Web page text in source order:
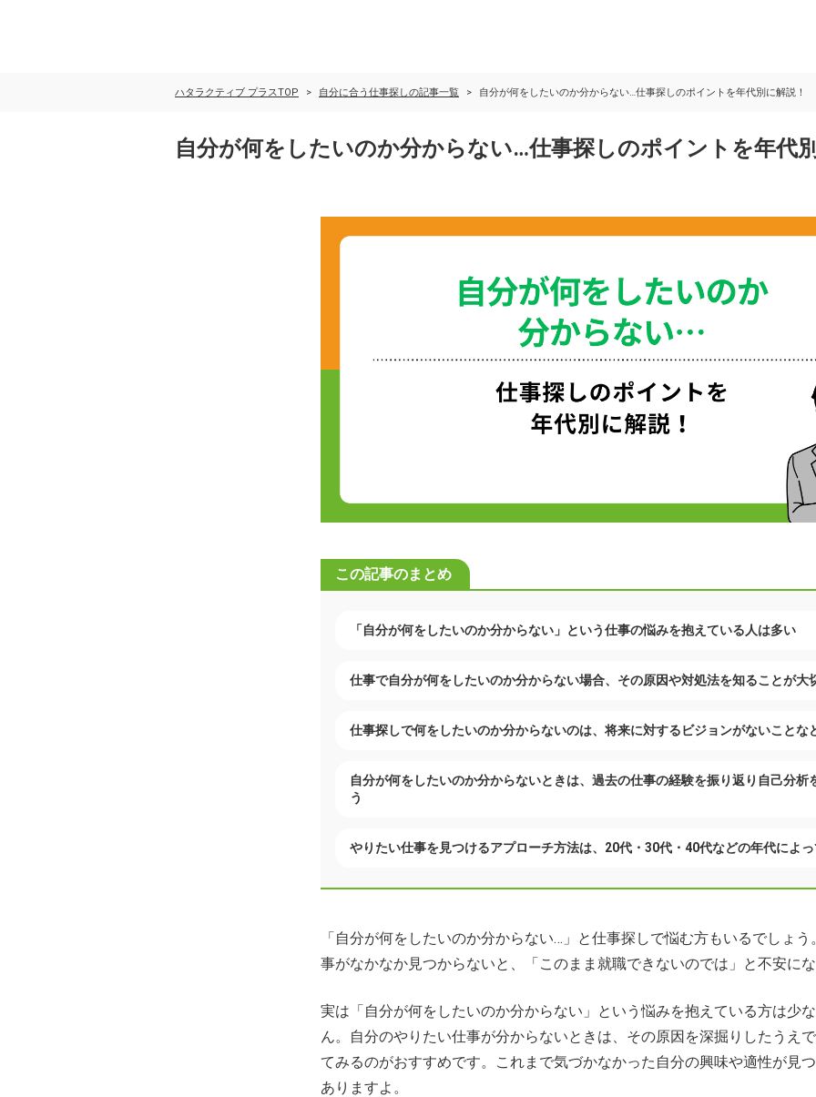
ハタラクティブ プラスTOP 自分に合う仕事探しの記事一覧 自分が何をしたいのか分からない…仕事探しのポイントを年代別に解説！
自分が何をしたいのか分からない…仕事探しのポイントを年代
この記事のまとめ
「自分が何をしたいのか分からない」という仕事の悩みを抱えている人は多い
仕事で自分が何をしたいのか分からない場合、その原因や対処法を知ることが大
仕事探しで何をしたいのか分からないのは、将来に対するビジョンがないことな
自分が何をしたいのか分からないときは、過去の仕事の経験を振り返り自己分析
う
やりたい仕事を見つけるアプローチ方法は、20代・30代・40代などの年代によ
「自分が何をしたいのか分からない…」と仕事探しで悩む方もいるでしょ
事がなかなか見つからないと、「このまま就職できないのでは」と不安に
実は「自分が何をしたいのか分からない」という悩みを抱えている方は少
ん。自分のやりたい仕事が分からないときは、その原因を深掘りしたうえ
てみるのがおすすめです。これまで気づかなかった自分の興味や適性が見
ありますよ。